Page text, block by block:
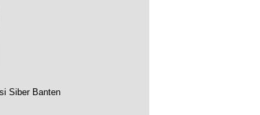
Siber Banten